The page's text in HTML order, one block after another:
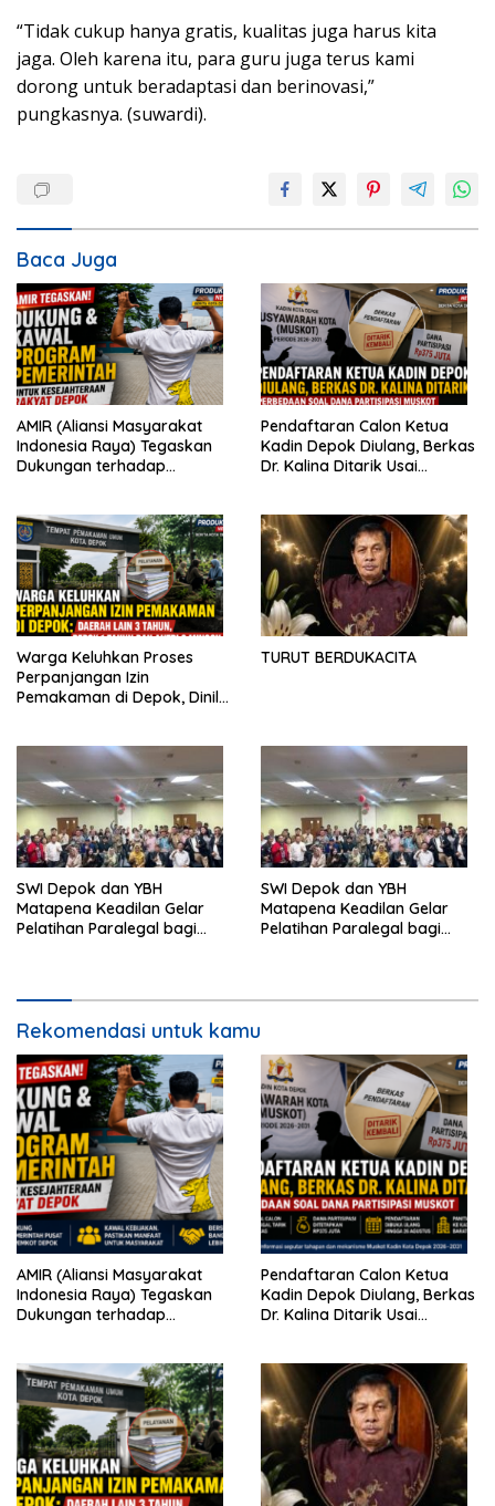
“Tidak cukup hanya gratis, kualitas juga harus kita
jaga. Oleh karena itu, para guru juga terus kami
dorong untuk beradaptasi dan berinovasi,”
pungkasnya. (suwardi).
Baca Juga
AMIR (Aliansi Masyarakat
Indonesia Raya) Tegaskan
Dukungan terhadap
Pendaftaran Calon Ketua
Kadin Depok Diulang, Berkas
Dr. Kalina Ditarik Usai
Warga Keluhkan Proses
Perpanjangan Izin
Pemakaman di Depok, Dinilai
TURUT BERDUKACITA
SWI Depok dan YBH
Matapena Keadilan Gelar
Pelatihan Paralegal bagi
SWI Depok dan YBH
Matapena Keadilan Gelar
Pelatihan Paralegal bagi
Rekomendasi untuk kamu
AMIR (Aliansi Masyarakat
Indonesia Raya) Tegaskan
Dukungan terhadap
Pendaftaran Calon Ketua
Kadin Depok Diulang, Berkas
Dr. Kalina Ditarik Usai